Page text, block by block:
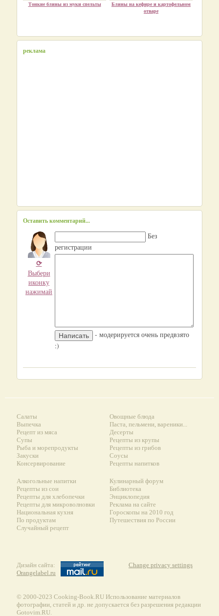
Тонкие блины из муки спельты
Блины на кефире и картофельном
отваре
реклама
Оставить комментарий...
⟳
Выбери
иконку
нажимай
Без
регистрации
- модерируется очень предвзято
:)
Салаты
Выпечка
Рецепт из мяса
Супы
Рыба и морепродукты
Закуски
Консервирование
Овощные блюда
Паста, пельмени, вареники...
Десерты
Рецепты из крупы
Рецепты из грибов
Соусы
Рецепты напитков
Алкогольные напитки
Рецепты из сои
Рецепты для хлебопечки
Рецепты для микроволновки
Национальная кухня
По продуктам
Случайный рецепт
Кулинарный форум
Библиотека
Энциклопедия
Реклама на сайте
Гороскопы на 2010 год
Путешествия по России
Дизайн сайта:
Orangelabel.ru
Change privacy settings
© 2000-2023 Сooking-Book.RU Использование материалов
фотографии, статей и др. не допускается без разрешения редакции
Gotovim.RU.